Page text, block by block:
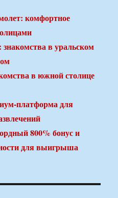
комфортное
в уральском
в южной столице
платформа для
800% бонус и
для выигрыша